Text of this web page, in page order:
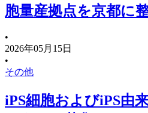
胞量産拠点を京都に
iPS細胞およびiPS由
•
2026年05月15日
•
その他